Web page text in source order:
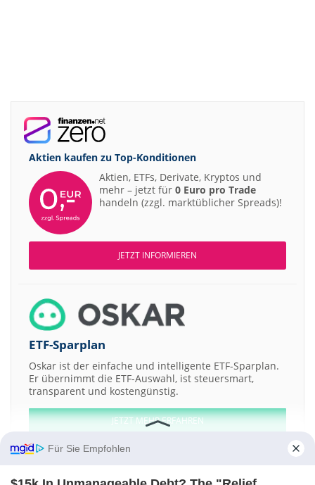
Aktien kaufen zu Top-Konditionen
Aktien, ETFs, Derivate, Kryptos und
mehr – jetzt für 0 Euro pro Trade
handeln (zzgl. marktüblicher Spreads)!
JETZT INFORMIEREN
ETF-Sparplan
Oskar ist der einfache und intelligente ETF-Sparplan.
Er übernimmt die ETF-Auswahl, ist steuersmart,
transparent und kostengünstig.
JETZT MEHR ERFAHREN
Für Sie Empfohlen